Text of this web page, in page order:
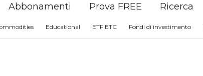
Abbonamenti Prova FREE Ricerca
Educational ETF ETC Fondi di investimento